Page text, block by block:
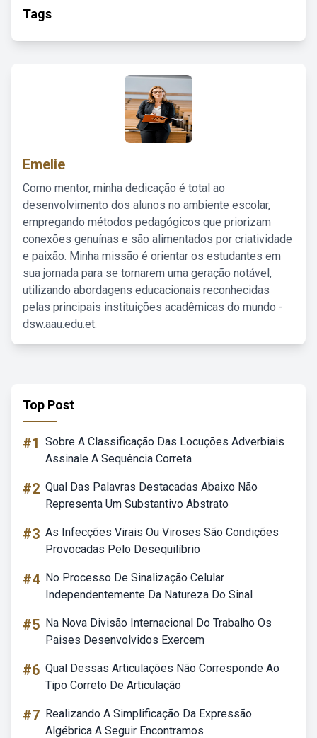
Tags
Emelie
Como mentor, minha dedicação é total ao
desenvolvimento dos alunos no ambiente escolar,
empregando métodos pedagógicos que priorizam
conexões genuínas e são alimentados por criatividade
e paixão. Minha missão é orientar os estudantes em
sua jornada para se tornarem uma geração notável,
utilizando abordagens educacionais reconhecidas
pelas principais instituições acadêmicas do mundo -
dsw.aau.edu.et.
Top Post
#1 Sobre A Classificação Das Locuções Adverbiais
Assinale A Sequência Correta
#2 Qual Das Palavras Destacadas Abaixo Não
Representa Um Substantivo Abstrato
#3 As Infecções Virais Ou Viroses São Condições
Provocadas Pelo Desequilíbrio
#4 No Processo De Sinalização Celular
Independentemente Da Natureza Do Sinal
#5 Na Nova Divisão Internacional Do Trabalho Os
Paises Desenvolvidos Exercem
#6 Qual Dessas Articulações Não Corresponde Ao
Tipo Correto De Articulação
#7 Realizando A Simplificação Da Expressão
Algébrica A Seguir Encontramos